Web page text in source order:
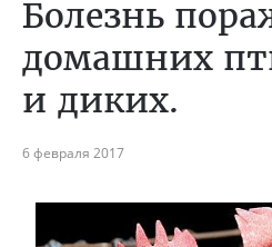
Болезнь
домашних
и диких.
6 февраля 2017